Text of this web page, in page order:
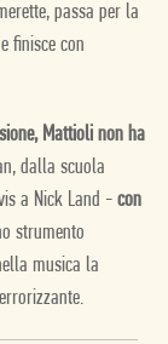
passa per la
finisce con
Mattioli non ha
dalla scuola
a Nick Land - con
strumento
musica la